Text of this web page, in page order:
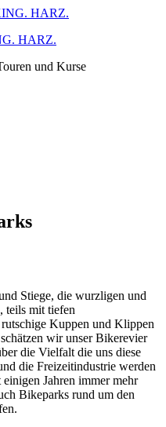
HARZ.
und Kurse
Stiege, die wurzligen und
teils mit tiefen
Kuppen und Klippen
wir unser Bikerevier
die Vielfalt die uns diese
die Freizeitindustrie werden
Jahren immer mehr
Bikeparks rund um den